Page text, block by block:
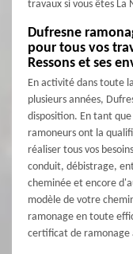
travaux si vous êtes La
Dufresne
pour tous vos
Ressons et ses
En activité dans toute
plusieurs années,
disposition. En tant
ramoneurs ont la
réaliser tous vos
conduit, débistrage,
cheminée et encore
modèle de votre
ramonage en toute
certificat de ramonage